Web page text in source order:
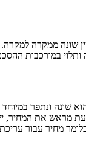
שונה ממקרה
במורכבות
ונתפר במיוחד
מראש את המחיר,
מחיר עבור